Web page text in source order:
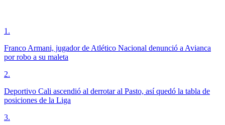
1 .
Franco Armani, jugador de Atlético Nacional denunció a Avianca
por robo a su maleta
2.
Deportivo Cali ascendió al derrotar al Pasto, así quedó la tabla de
posiciones de la Liga
3.